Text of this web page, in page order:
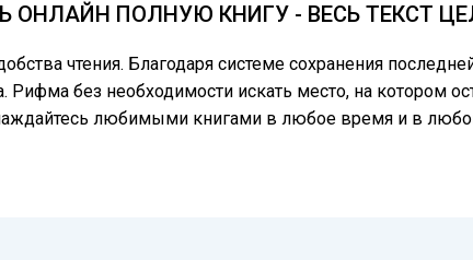
ПОЛНУЮ КНИГУ - ВЕСЬ ТЕКСТ
чтения. Благодаря системе сохранения
Рифма без необходимости искать место, на котором
любимыми книгами в любое время и в